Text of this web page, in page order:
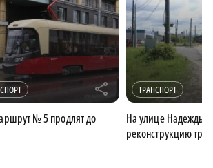
r
№ 5 продлят до
ТРАНСПОРТ
На улице Надежды
реконструкцию